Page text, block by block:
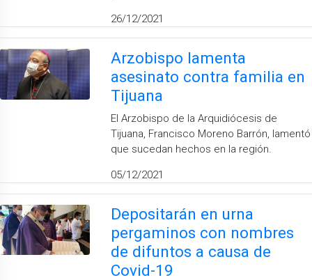
26/12/2021
Arzobispo lamenta
asesinato contra familia en
Tijuana
El Arzobispo de la Arquidiócesis de
Tijuana, Francisco Moreno Barrón, lamentó
que sucedan hechos en la región.
05/12/2021
Depositarán en urna
pergaminos con nombres
de difuntos a causa de
Covid-19